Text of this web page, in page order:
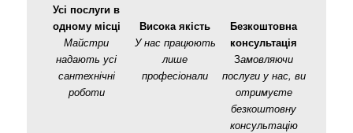
Усі послуги в
одному місці
Майстри
надають усі
сантехнічні
роботи
Висока якість
У нас працюють
лише
професіонали
Безкоштовна
консультація
Замовляючи
послуги у нас, ви
отримуєте
безкоштовну
консультацію